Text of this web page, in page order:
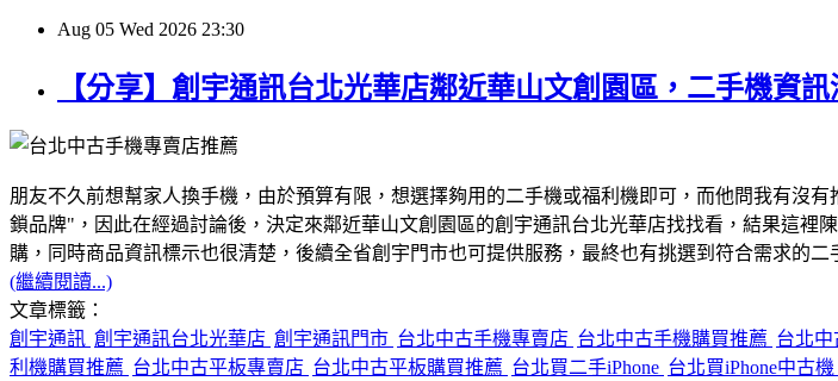
Aug 05 Wed 2026 23:30
【分享】創宇通訊台北光華店鄰近華山文創園區，二手機資
朋友不久前想幫家人換手機，由於預算有限，想選擇夠用的二手機或福利機即可，而他問我有沒
鎖品牌"，因此在經過討論後，決定來鄰近華山文創園區的創宇通訊台北光華店找找看，結果這
購，同時商品資訊標示也很清楚，後續全省創宇門市也可提供服務，最終也有挑選到符合需求的二
(繼續閱讀...)
文章標籤：
創宇通訊 創宇通訊台北光華店 創宇通訊門市 台北中古手機專賣店 台北中古手機購買推薦 台北
利機購買推薦 台北中古平板專賣店 台北中古平板購買推薦 台北買二手iPhone 台北買iPhone中古機